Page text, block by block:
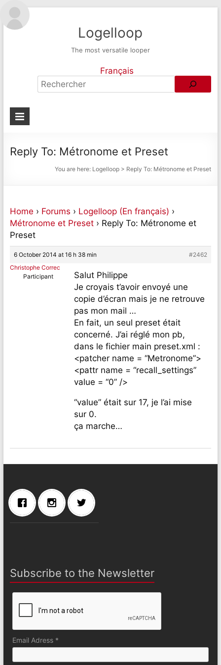
Logelloop
The most versatile looper
Français
Reply To: Métronome et Preset
You are here: Logelloop > Reply To: Métronome et Preset
Home › Forums › Logelloop (En français) ›
Métronome et Preset › Reply To: Métronome et
Preset
6 October 2014 at 16 h 38 min
#2462
Christophe Correc
Participant
Salut Philippe
Je croyais t’avoir envoyé une
copie d’écran mais je ne retrouve
pas mon mail …
En fait, un seul preset était
concerné. J’ai réglé mon pb,
dans le fichier main preset.xml :
<patcher name = “Metronome”>
<pattr name = “recall_settings”
value = “0” />
“value” était sur 17, je l’ai mise
sur 0.
ça marche…
Subscribe to the Newsletter
Email Adress *